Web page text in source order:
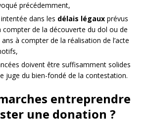
précédemment,
dans les délais légaux prévus
compter de la découverte du dol ou de
ans à compter de la réalisation de l’acte
doivent être suffisamment solides
juge du bien-fondé de la contestation.
entreprendre
une donation ?